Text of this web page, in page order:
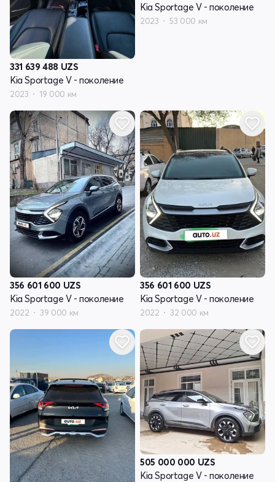
331 639 488 UZS
Kia Sportage V - поколение
2023 19 000 км
Kia Sportage V - поколение
2023 53 000 км
356 601 600 UZS
Kia Sportage V - поколение
2022 39 000 км
356 601 600 UZS
Kia Sportage V - поколение
2022 32 000 км
505 000 000 UZS
Kia Sportage V - поколение